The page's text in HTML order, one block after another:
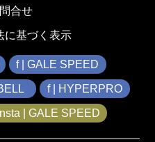
合せ
に基づく表示
f | GALE SPEED
f | HYPERPRO
Insta | GALE SPEED